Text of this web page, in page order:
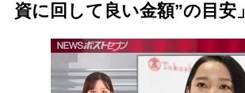
資に回して良い金額”の目安」